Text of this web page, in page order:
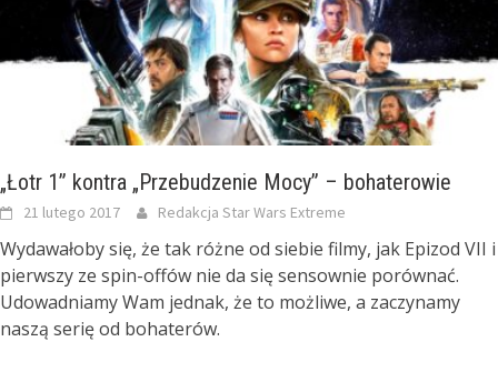
„Łotr 1” kontra „Przebudzenie Mocy” – bohaterowie
21 lutego 2017 Redakcja Star Wars Extreme
Wydawałoby się, że tak różne od siebie filmy, jak Epizod VII i
pierwszy ze spin-offów nie da się sensownie porównać.
Udowadniamy Wam jednak, że to możliwe, a zaczynamy
naszą serię od bohaterów.